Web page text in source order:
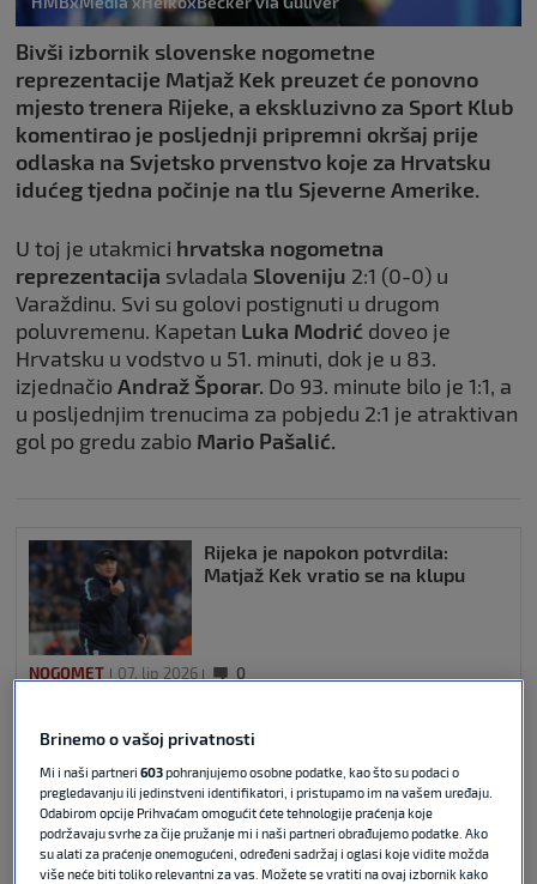
Bivši izbornik slovenske nogometne
reprezentacije Matjaž Kek preuzet će ponovno
mjesto trenera Rijeke, a ekskluzivno za Sport Klub
komentirao je posljednji pripremni okršaj prije
odlaska na Svjetsko prvenstvo koje za Hrvatsku
idućeg tjedna počinje na tlu Sjeverne Amerike.
U toj je utakmici hrvatska nogometna
reprezentacija svladala Sloveniju 2:1 (0-0) u
Varaždinu. Svi su golovi postignuti u drugom
poluvremenu. Kapetan Luka Modrić doveo je
Hrvatsku u vodstvo u 51. minuti, dok je u 83.
izjednačio Andraž Šporar. Do 93. minute bilo je 1:1, a
u posljednjim trenucima za pobjedu 2:1 je atraktivan
gol po gredu zabio Mario Pašalić.
Rijeka je napokon potvrdila:
Matjaž Kek vratio se na klupu
NOGOMET 07. lip 2026 0
Što je Modrić radio nakon
utakmice u Varaždinu? Predao je
prestižnu nagradu Slovencu
MEĐUNARODNI NOGOMET 08. lip 2026 0
Brinemo o vašoj privatnosti
Mi i naši partneri603pohranjujemo osobne podatke, kao što su podaci o
pregledavanju ili jedinstveni identifikatori, i pristupamo im na vašem uređaju.
Odabirom opcije Prihvaćam omogućit ćete tehnologije praćenja koje
podržavaju svrhe za čije pružanje mi i naši partneri obrađujemo podatke. Ako
su alati za praćenje onemogućeni, određeni sadržaj i oglasi koje vidite možda
više neće biti toliko relevantni za vas. Možete se vratiti na ovaj izbornik kako